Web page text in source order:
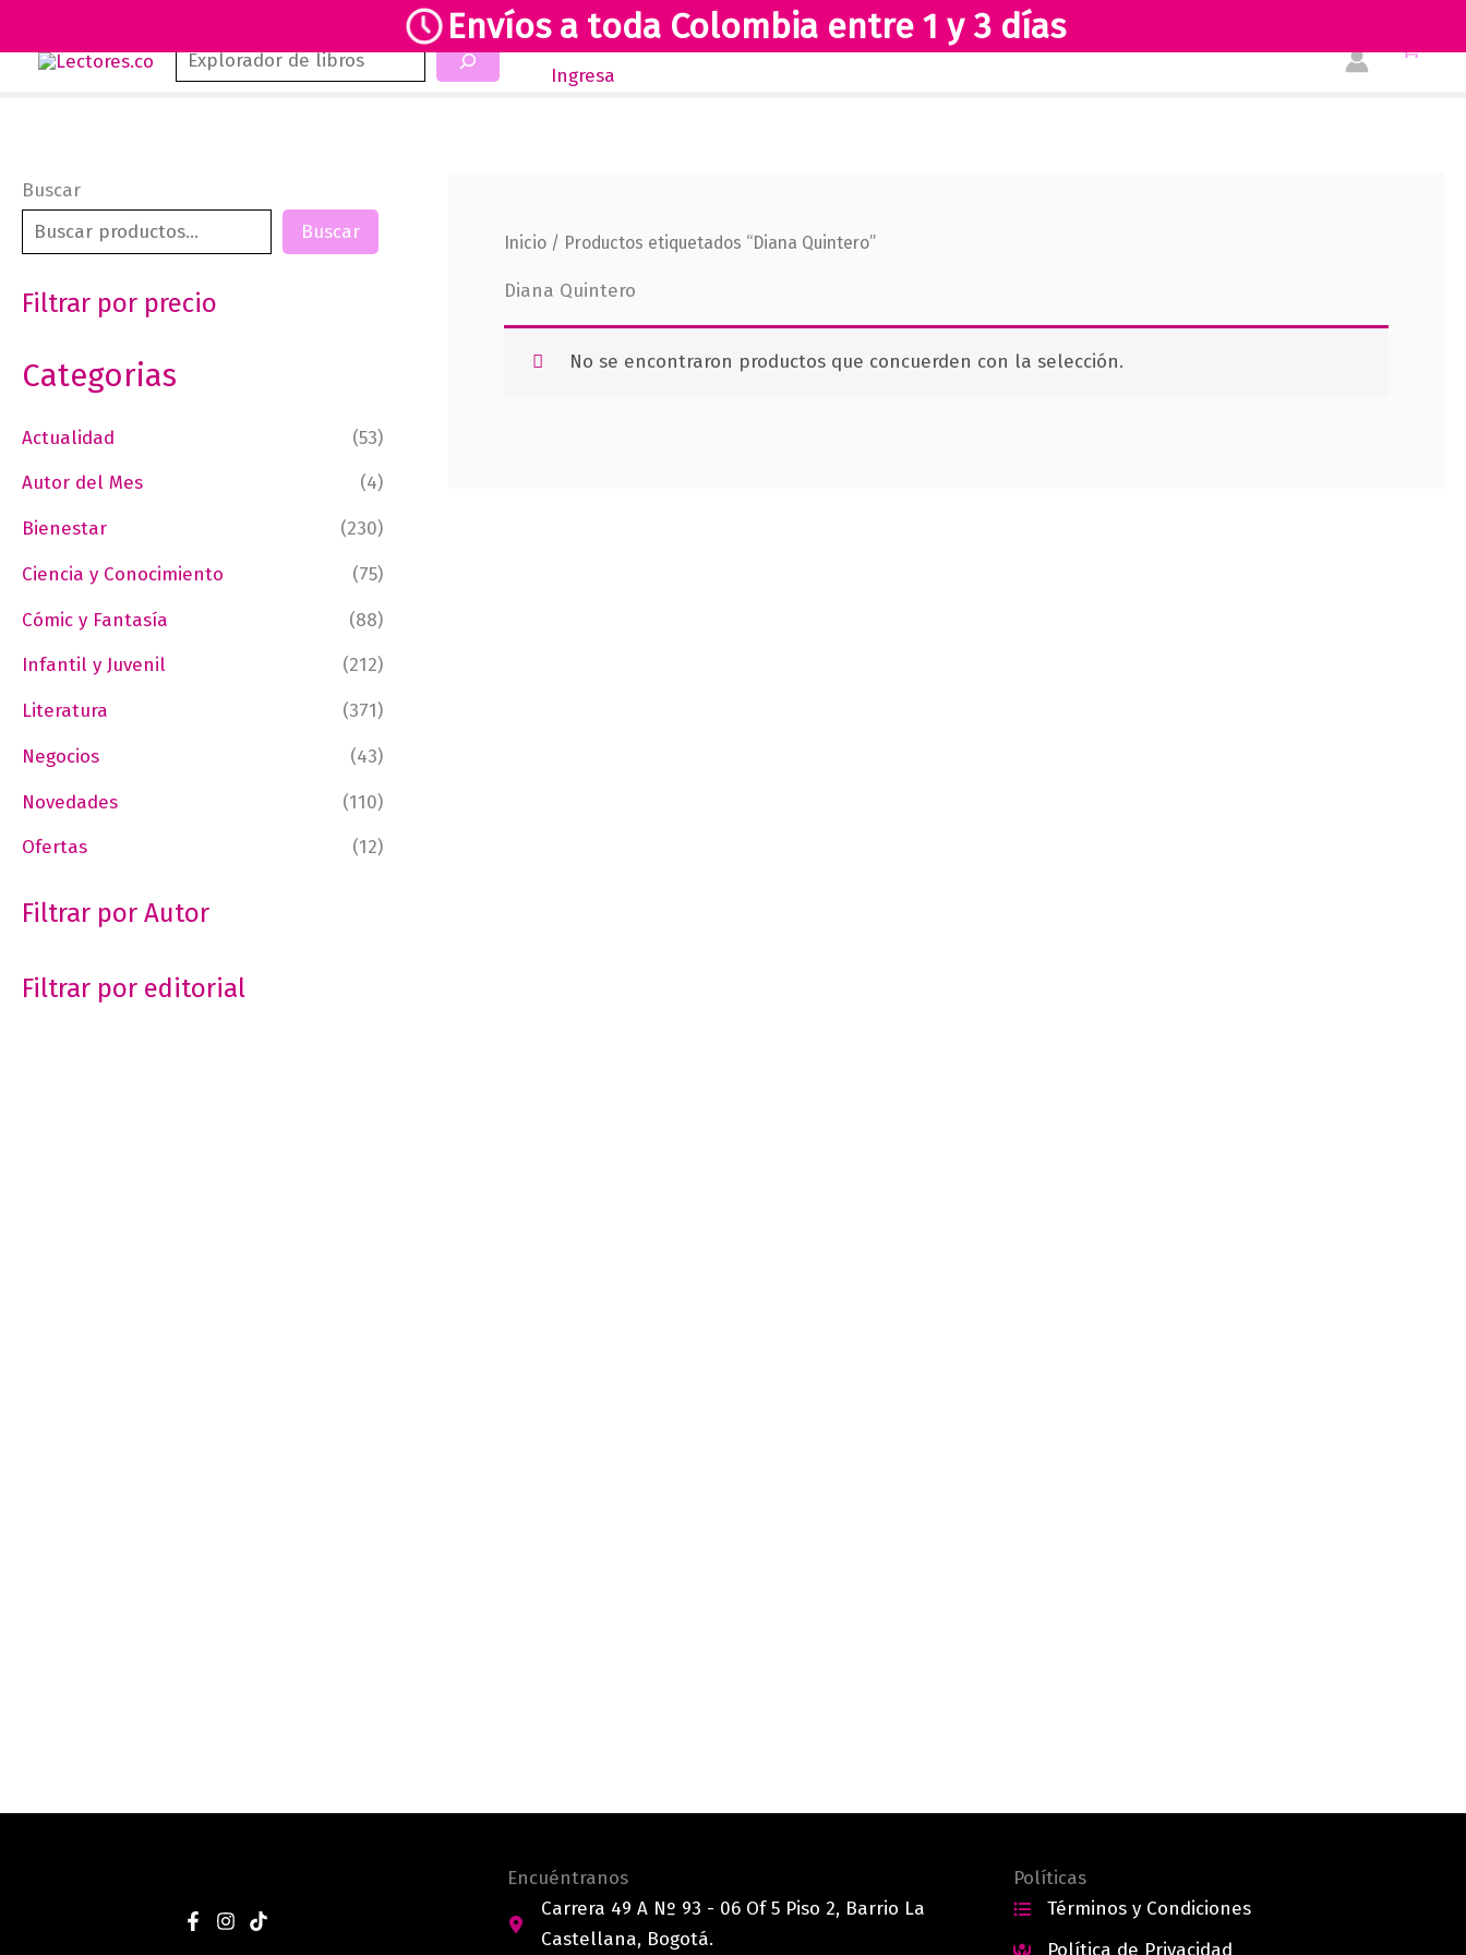
Envíos a toda Colombia entre 1 y 3 días
Buscar Inicio Novedades Revista Club Lectores Tienda
Ingresa
Buscar
Buscar
Filtrar por precio
Categorias
Actualidad
(53)
Autor del Mes
(4)
Bienestar
(230)
Ciencia y Conocimiento
(75)
Cómic y Fantasía
(88)
Infantil y Juvenil
(212)
Literatura
(371)
Negocios
(43)
Novedades
(110)
Ofertas
(12)
Filtrar por Autor
Filtrar por editorial
Inicio / Productos etiquetados “Diana Quintero”
Diana Quintero
No se encontraron productos que concuerden con la selección.
Encuéntranos
Carrera 49 A Nº 93 - 06 Of 5 Piso 2, Barrio La
Castellana, Bogotá.
Políticas
Términos y Condiciones
Política de Privacidad